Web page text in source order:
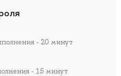
- 20 минут
- 15 минут